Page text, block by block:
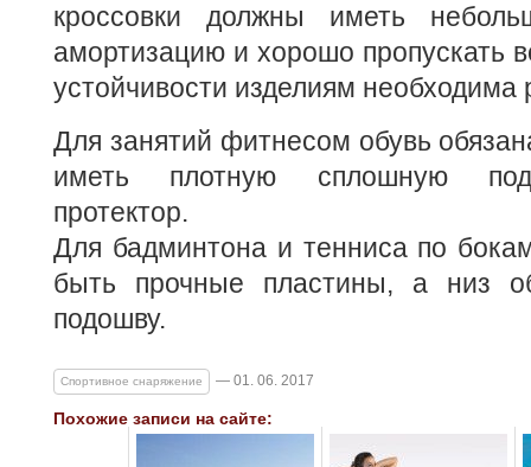
кроссовки должны иметь
амортизацию и хорошо пропускать
устойчивости изделиям необходима
Для занятий фитнесом обувь
иметь плотную сплошную
протектор.
Для бадминтона и тенниса по
быть прочные пластины, а низ
подошву.
Спортивное снаряжение — 01. 06. 2017
Похожие записи на сайте: